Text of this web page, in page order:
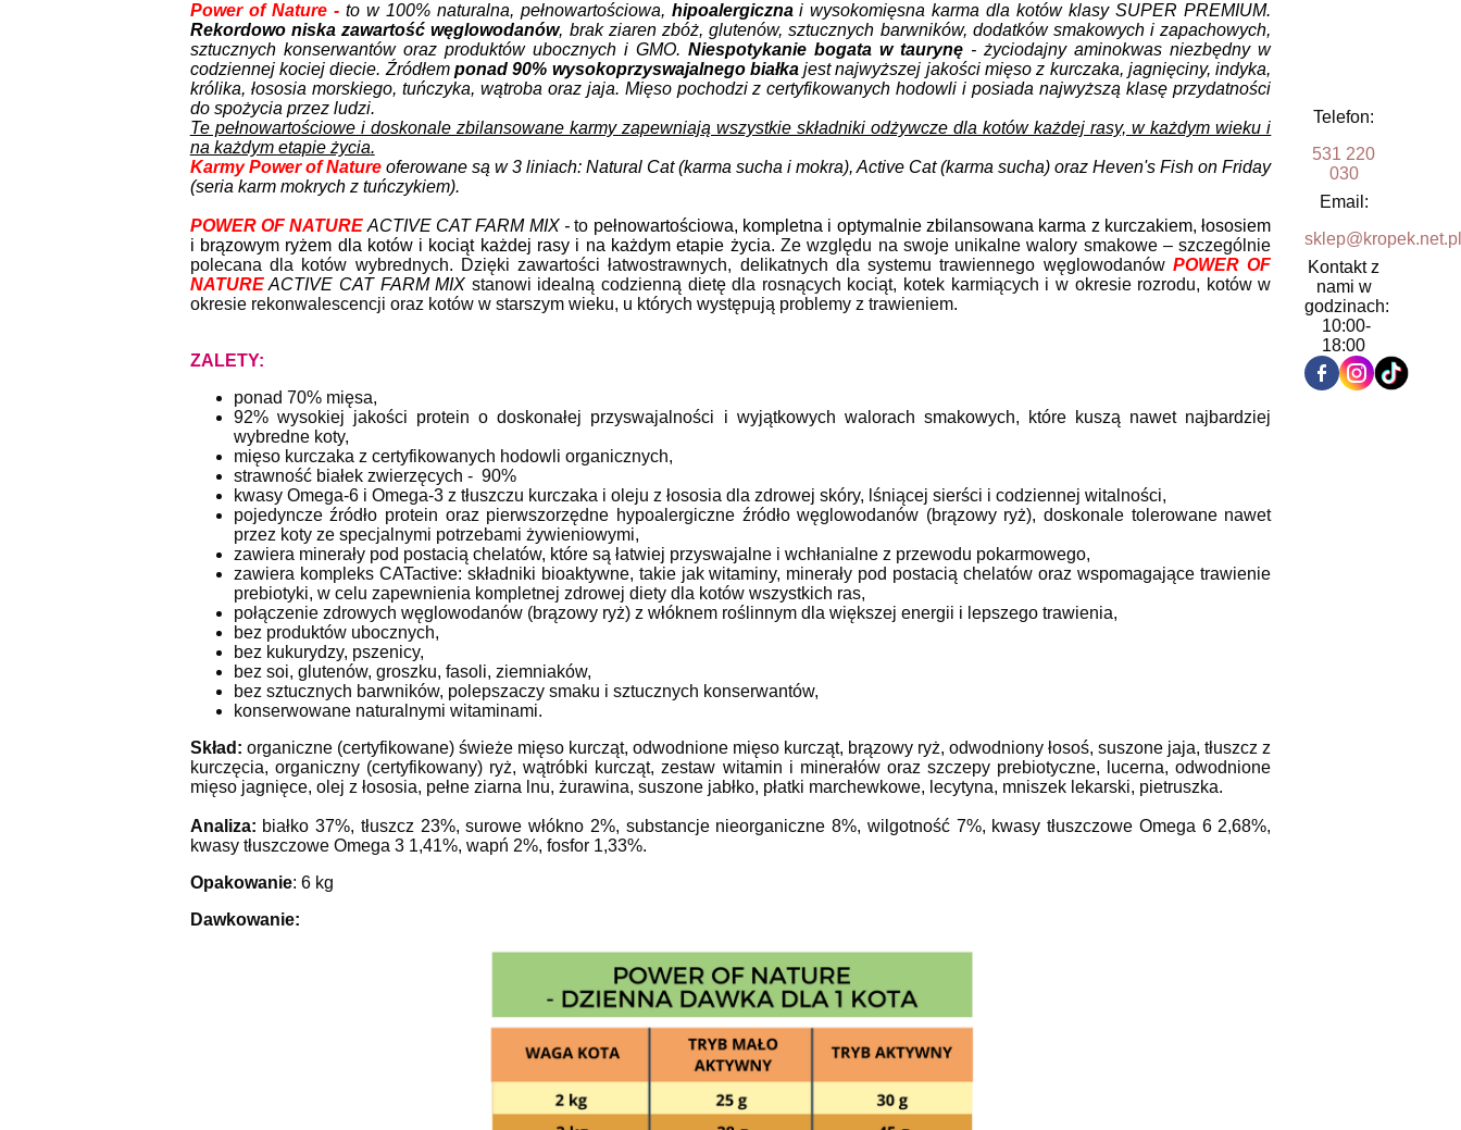
Telefon:
531 220
030
Email:
sklep@kropek.net.pl
Kontakt z
nami w
godzinach:
10:00-
18:00
Power of Nature -to w 100% naturalna, pełnowartościowa, hipoalergicznai wysokomięsna karma dla kotów klasy SUPER PREMIUM.
Rekordowo niska zawartość węglowodanów, brak ziaren zbóż, glutenów, sztucznych barwników, dodatków smakowych i zapachowych,
sztucznych konserwantów oraz produktów ubocznych i GMO. Niespotykanie bogata w taurynę - życiodajny aminokwas niezbędny w
codziennej kociej diecie. Źródłem ponad 90% wysokoprzyswajalnego białkajest najwyższej jakości mięso z kurczaka, jagnięciny, indyka,
królika, łososia morskiego, tuńczyka, wątroba oraz jaja. Mięso pochodzi z certyfikowanych hodowli i posiada najwyższą klasę przydatności
do spożycia przez ludzi.
Te pełnowartościowe i doskonale zbilansowane karmy zapewniają wszystkie składniki odżywczedla kotów każdej rasy, w każdym wieku i
na każdym etapie życia.
Karmy Power of Nature oferowane są w 3 liniach: Natural Cat (karma sucha i mokra), Active Cat (karma sucha) oraz Heven's Fish on Friday
(seria karm mokrych z tuńczykiem).
POWER OF NATURE ACTIVE CAT FARM MIX -to pełnowartościowa, kompletna i optymalnie zbilansowana karma z kurczakiem, łososiem
i brązowym ryżem dla kotów i kociąt każdej rasy i na każdym etapie życia. Ze względu na swoje unikalne walory smakowe – szczególnie
polecana dla kotów wybrednych. Dzięki zawartości łatwostrawnych, delikatnych dla systemu trawiennego węglowodanówPOWER OF
NATURE ACTIVE CAT FARM MIX stanowi idealną codzienną dietę dla rosnących kociąt, kotek karmiących i w okresie rozrodu, kotów w
okresie rekonwalescencji oraz kotów w starszym wieku, u których występują problemy z trawieniem.
ZALETY:
ponad 70% mięsa,
92% wysokiej jakości protein o doskonałej przyswajalności i wyjątkowych walorach smakowych, które kuszą nawet najbardziej
wybredne koty,
mięso kurczaka z certyfikowanych hodowli organicznych,
strawność białek zwierzęcych - 90%
kwasy Omega-6 i Omega-3 z tłuszczu kurczaka i oleju z łososia dla zdrowej skóry, lśniącej sierści i codziennej witalności,
pojedyncze źródło protein oraz pierwszorzędne hypoalergiczne źródło węglowodanów (brązowy ryż), doskonale tolerowane nawet
przez koty ze specjalnymi potrzebami żywieniowymi,
zawiera minerały pod postacią chelatów, które są łatwiej przyswajalne i wchłanialne z przewodu pokarmowego,
zawiera kompleks CATactive: składniki bioaktywne, takie jak witaminy, minerały pod postacią chelatów oraz wspomagające trawienie
prebiotyki, w celu zapewnienia kompletnej zdrowej diety dla kotów wszystkich ras,
połączenie zdrowych węglowodanów (brązowy ryż) z włóknem roślinnym dla większej energii i lepszego trawienia,
bez produktów ubocznych,
bez kukurydzy, pszenicy,
bez soi, glutenów, groszku, fasoli, ziemniaków,
bez sztucznych barwników, polepszaczy smaku i sztucznych konserwantów,
konserwowane naturalnymi witaminami.
Skład: organiczne (certyfikowane) świeże mięso kurcząt, odwodnione mięso kurcząt, brązowy ryż, odwodniony łosoś, suszone jaja, tłuszcz z
kurczęcia, organiczny (certyfikowany) ryż, wątróbki kurcząt, zestaw witamin i minerałów oraz szczepy prebiotyczne, lucerna, odwodnione
mięso jagnięce, olej z łososia, pełne ziarna lnu, żurawina, suszone jabłko, płatki marchewkowe, lecytyna, mniszek lekarski, pietruszka.
Analiza: białko 37%, tłuszcz 23%, surowe włókno 2%, substancje nieorganiczne 8%, wilgotność 7%, kwasy tłuszczowe Omega 6 2,68%,
kwasy tłuszczowe Omega 3 1,41%, wapń 2%, fosfor 1,33%.
Opakowanie: 6 kg
Dawkowanie: